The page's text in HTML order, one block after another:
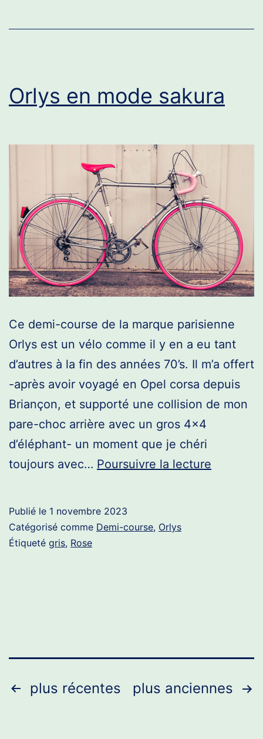
Orlys en mode sakura
Ce demi-course de la marque parisienne
Orlys est un vélo comme il y en a eu tant
d’autres à la fin des années 70’s. Il m’a offert
-après avoir voyagé en Opel corsa depuis
Briançon, et supporté une collision de mon
pare-choc arrière avec un gros 4×4
d’éléphant- un moment que je chéri
toujours avec… Poursuivre la lecture
Publié le 1 novembre 2023
Catégorisé comme Demi-course, Orlys
Étiqueté gris, Rose
Pagination
plus récentes plus anciennes